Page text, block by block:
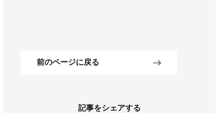
記事をシェアする
前のページに戻る